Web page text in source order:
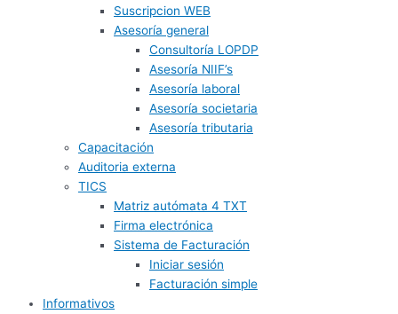
Suscripcion WEB
Asesoría general
Consultoría LOPDP
Asesoría NIIF’s
Asesoría laboral
Asesoría societaria
Asesoría tributaria
Capacitación
Auditoria externa
TICS
Matriz autómata 4 TXT
Firma electrónica
Sistema de Facturación
Iniciar sesión
Facturación simple
Informativos